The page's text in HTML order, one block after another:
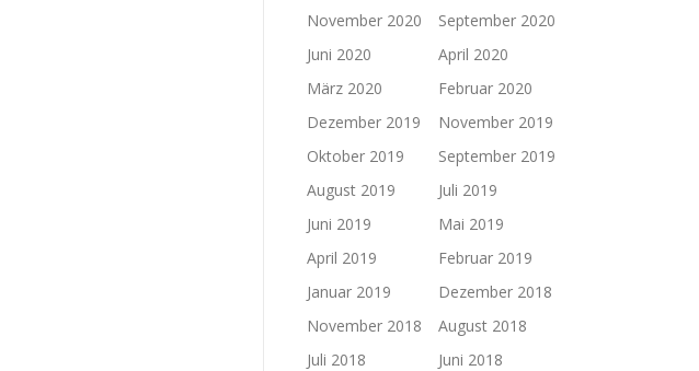
November 2020
September 2020
Juni 2020
April 2020
März 2020
Februar 2020
Dezember 2019
November 2019
Oktober 2019
September 2019
August 2019
Juli 2019
Juni 2019
Mai 2019
April 2019
Februar 2019
Januar 2019
Dezember 2018
November 2018
August 2018
Juli 2018
Juni 2018